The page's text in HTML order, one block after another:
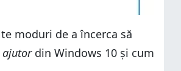
moduri de a încerca să
ajutordin Windows 10 și cum